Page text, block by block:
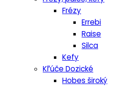
Frézy
Errebi
Raise
Silca
Kefy
Kľúče Dozické
Hobes široký